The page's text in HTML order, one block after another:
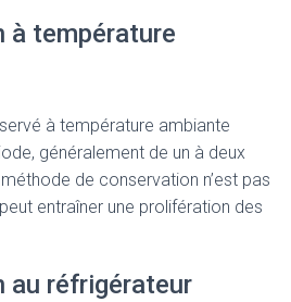
à température
à température ambiante
généralement de un à deux
de conservation n’est pas
entraîner une prolifération des
au réfrigérateur